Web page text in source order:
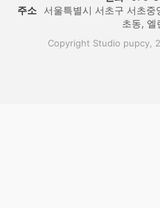
주소 서울특별시 서초구 서초중
초동, 엘
Copyright Studio pupcy,